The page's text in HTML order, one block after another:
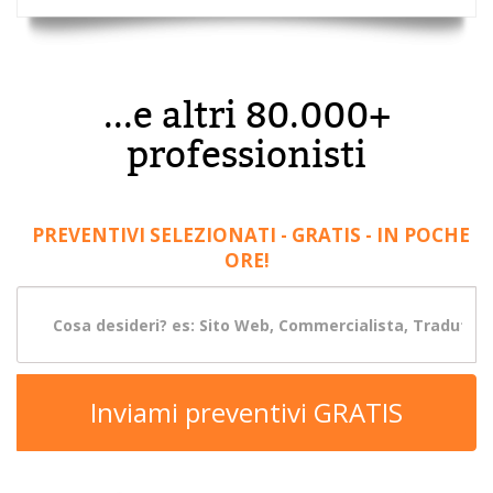
...e altri 80.000+
professionisti
PREVENTIVI SELEZIONATI - GRATIS - IN POCHE
ORE!
Inviami preventivi GRATIS